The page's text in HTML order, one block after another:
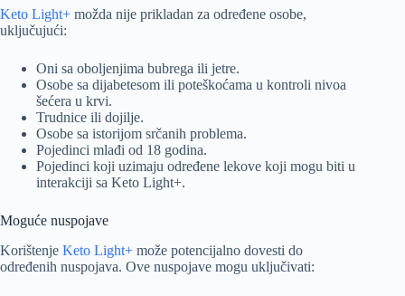
Keto Light+ možda nije prikladan za određene osobe,
uključujući:
Oni sa oboljenjima bubrega ili jetre.
Osobe sa dijabetesom ili poteškoćama u kontroli nivoa
šećera u krvi.
Trudnice ili dojilje.
Osobe sa istorijom srčanih problema.
Pojedinci mlađi od 18 godina.
Pojedinci koji uzimaju određene lekove koji mogu biti u
interakciji sa Keto Light+.
Moguće nuspojave
Korištenje Keto Light+ može potencijalno dovesti do
određenih nuspojava. Ove nuspojave mogu uključivati: